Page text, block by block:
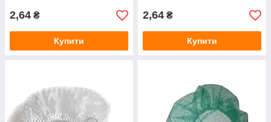
2,64 ₴
Купити
2,64 ₴
Купити